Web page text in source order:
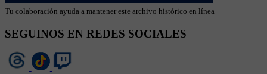
Tu colaboración ayuda a mantener este archivo histórico en línea
SEGUINOS EN REDES SOCIALES